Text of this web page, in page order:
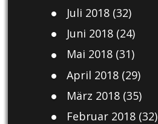
Juli 2018(32)
Juni 2018(24)
Mai 2018(31)
April 2018(29)
März 2018(35)
Februar 2018(32)